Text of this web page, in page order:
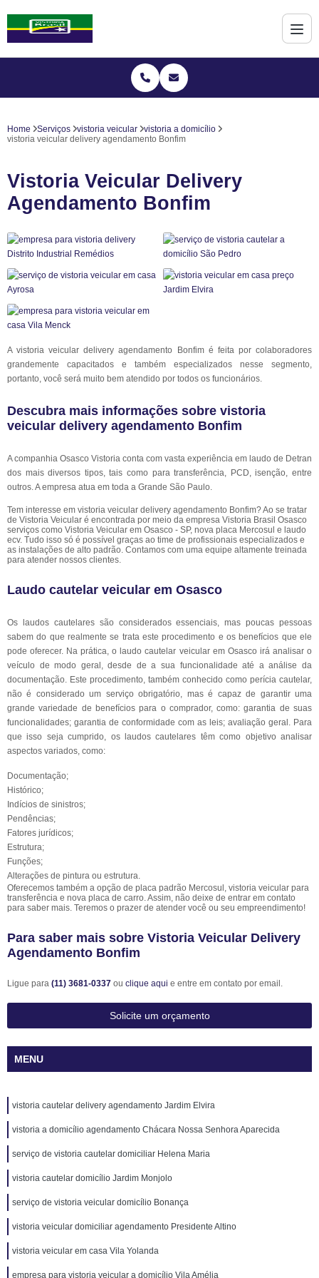
Home Serviços vistoria veicular
vistoria a domicílio
vistoria veicular delivery agendamento Bonfim
Vistoria Veicular Delivery
Agendamento Bonfim
A vistoria veicular delivery agendamento Bonfim é feita por colaboradores
grandemente capacitados e também especializados nesse segmento,
portanto, você será muito bem atendido por todos os funcionários.
Descubra mais informações sobre vistoria
veicular delivery agendamento Bonfim
A companhia Osasco Vistoria conta com vasta experiência em laudo de Detran
dos mais diversos tipos, tais como para transferência, PCD, isenção, entre
outros. A empresa atua em toda a Grande São Paulo.
Tem interesse em vistoria veicular delivery agendamento Bonfim? Ao se tratar
de Vistoria Veicular é encontrada por meio da empresa Vistoria Brasil Osasco
serviços como Vistoria Veicular em Osasco - SP, nova placa Mercosul e laudo
ecv. Tudo isso só é possível graças ao time de profissionais especializados e
as instalações de alto padrão. Contamos com uma equipe altamente treinada
para atender nossos clientes.
Laudo cautelar veicular em Osasco
Os laudos cautelares são considerados essenciais, mas poucas pessoas
sabem do que realmente se trata este procedimento e os benefícios que ele
pode oferecer. Na prática, o laudo cautelar veicular em Osasco irá analisar o
veículo de modo geral, desde de a sua funcionalidade até a análise da
documentação. Este procedimento, também conhecido como perícia cautelar,
não é considerado um serviço obrigatório, mas é capaz de garantir uma
grande variedade de benefícios para o comprador, como: garantia de suas
funcionalidades; garantia de conformidade com as leis; avaliação geral. Para
que isso seja cumprido, os laudos cautelares têm como objetivo analisar
aspectos variados, como:
Documentação;
Histórico;
Indícios de sinistros;
Pendências;
Fatores jurídicos;
Estrutura;
Funções;
Alterações de pintura ou estrutura.
Oferecemos também a opção de placa padrão Mercosul, vistoria veicular para
transferência e nova placa de carro. Assim, não deixe de entrar em contato
para saber mais. Teremos o prazer de atender você ou seu empreendimento!
Para saber mais sobre Vistoria Veicular Delivery
Agendamento Bonfim
Ligue para (11) 3681-0337 ou clique aqui e entre em contato por email.
Solicite um orçamento
MENU
vistoria cautelar delivery agendamento Jardim Elvira
vistoria a domicílio agendamento Chácara Nossa Senhora Aparecida
serviço de vistoria cautelar domiciliar Helena Maria
vistoria cautelar domicílio Jardim Monjolo
serviço de vistoria veicular domicílio Bonança
vistoria veicular domiciliar agendamento Presidente Altino
vistoria veicular em casa Vila Yolanda
empresa para vistoria veicular a domicílio Vila Amélia